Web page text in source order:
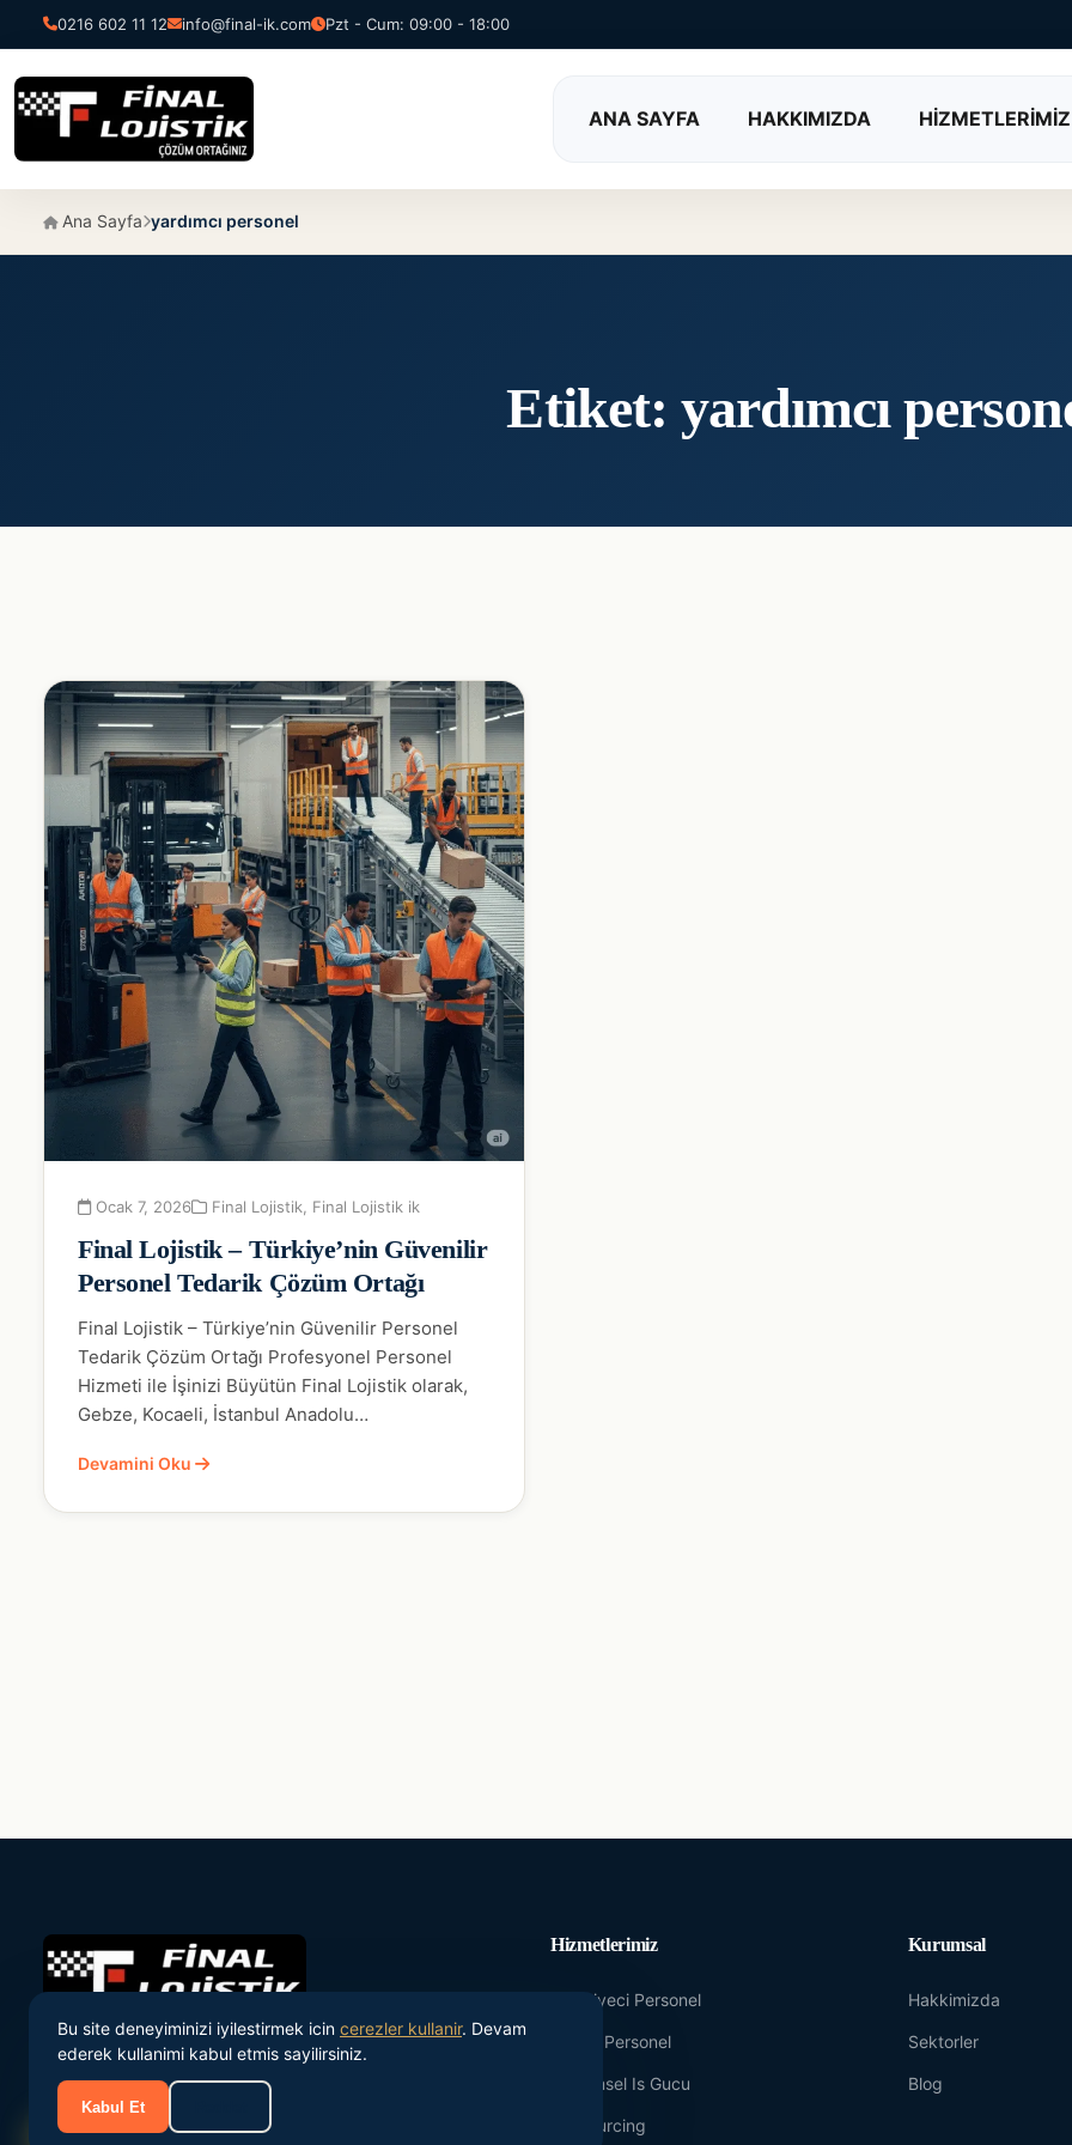
0216 602 11 12 info@final-ik.com Pzt - Cum: 09:00 - 18:00
ANA SAYFA HAKKIMIZDA HİZMETLERİMİZ
Ana Sayfa yardımcı personel
Etiket: yardımcı
Ocak 7, 2026 Final Lojistik Final Lojistik ik
Final Lojistik – Türkiye’nin Güvenilir
Personel Tedarik Çözüm Ortağı
Final Lojistik – Türkiye’nin Güvenilir Personel
Tedarik Çözüm Ortağı Profesyonel Personel
Hizmeti ile İşinizi Büyütün Final Lojistik olarak,
Gebze, Kocaeli, İstanbul Anadolu…
Devamini Oku
Turkiye'nin onde gelen personel tedarik ve IK danismanlik
sirketi.
Hizmetlerimiz
Yevmiyeci Personel
Maasli Personel
Donemsel Is Gucu
Outsourcing
Kurumsal
Hakkimizda
Sektorler
Blog
Bu site deneyiminizi iyilestirmek icin cerezler kullanir. Devam
ederek kullanimi kabul etmis sayilirsiniz.
Kabul Et
Sizi Arayalim